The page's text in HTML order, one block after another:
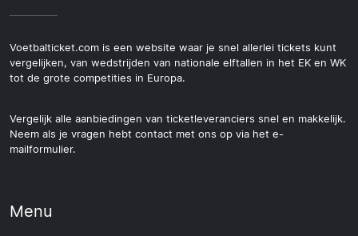
Voetbalticket.com is een website waar je snel allerlei tickets kunt
vergelijken, van wedstrijden van nationale elftallen in het EK en WK
tot de grote competities in Europa.
Vergelijk alle aanbiedingen van ticketleveranciers snel en makkelijk.
Neem als je vragen hebt contact met ons op via het e-
mailformulier.
Menu